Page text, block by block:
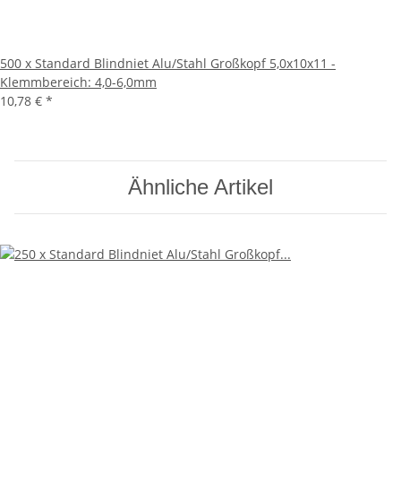
500 x Standard Blindniet Alu/Stahl Großkopf 5,0x10x11 -
Klemmbereich: 4,0-6,0mm
10,78 € *
Ähnliche Artikel